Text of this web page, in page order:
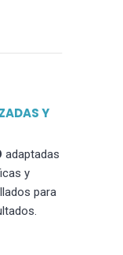
Y
adaptadas
y
para